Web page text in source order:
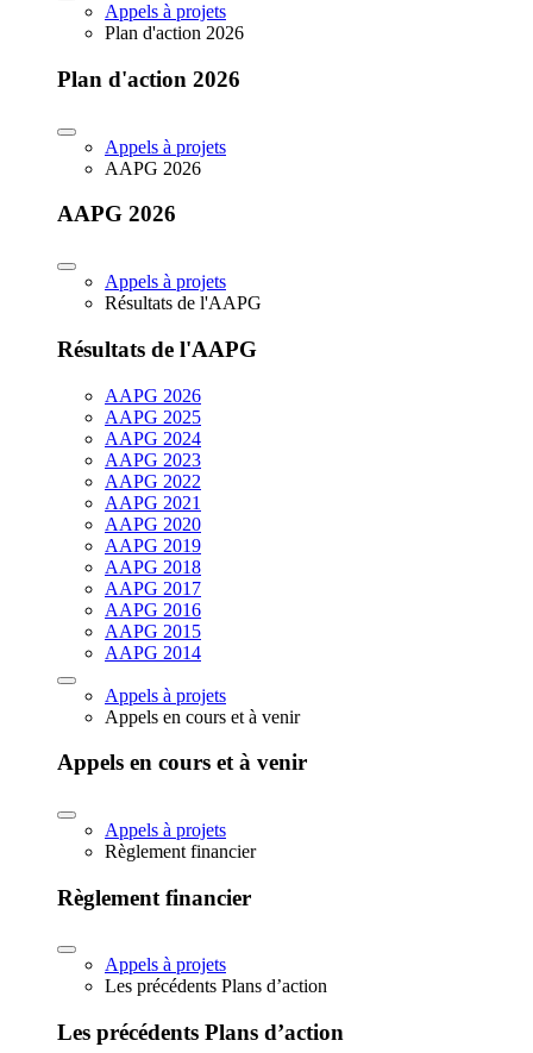
Appels à projets
Plan d'action 2026
Plan d'action 2026
Appels à projets
AAPG 2026
AAPG 2026
Appels à projets
Résultats de l'AAPG
Résultats de l'AAPG
AAPG 2026
AAPG 2025
AAPG 2024
AAPG 2023
AAPG 2022
AAPG 2021
AAPG 2020
AAPG 2019
AAPG 2018
AAPG 2017
AAPG 2016
AAPG 2015
AAPG 2014
Appels à projets
Appels en cours et à venir
Appels en cours et à venir
Appels à projets
Règlement financier
Règlement financier
Appels à projets
Les précédents Plans d’action
Les précédents Plans d’action